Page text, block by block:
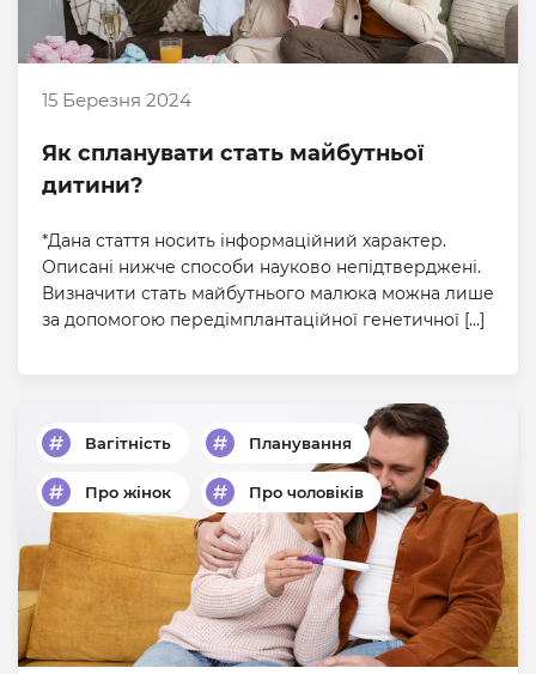
15 Березня 2024
Як спланувати стать майбутньої
дитини?
*Дана стаття носить інформаційний характер.
Описані нижче способи науково непідтверджені.
Визначити стать майбутнього малюка можна лише
за допомогою передімплантаційної генетичної […]
Вагітність Планування
Про жінок Про чоловіків